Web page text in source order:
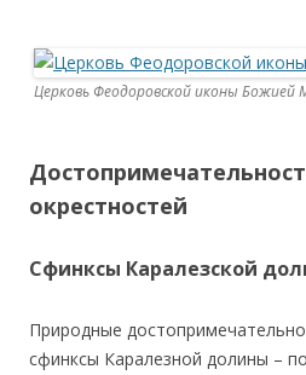
Церковь Феодоровской иконы Божией
окрестностей
Сфинксы Каралезской
Природные
сфинксы Каралезной долины –